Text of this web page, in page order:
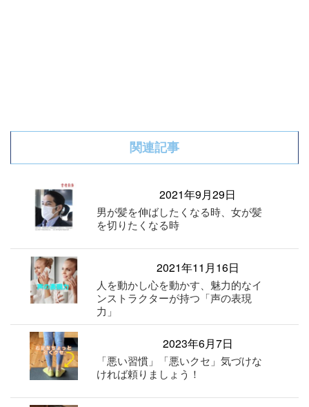
関連記事
2021年9月29日
男が髪を伸ばしたくなる時、女が髪
を切りたくなる時
2021年11月16日
人を動かし心を動かす、魅力的なイ
ンストラクターが持つ「声の表現
力」
2023年6月7日
「悪い習慣」「悪いクセ」気づけな
ければ頼りましょう！